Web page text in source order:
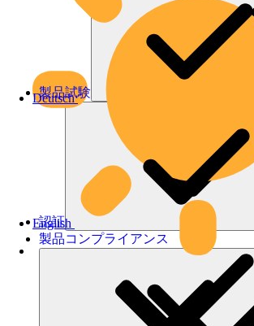
Deutsch
English
製品試験
認証
製品コンプライアンス